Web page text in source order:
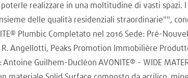
realizzare in una moltitudine di vasti spazi.
delle qualità residenziali straordinarie"",
Plumbic Completato nel 2016 Sede: Pré-
Angellotti, Peaks Promotion Immobilière
Guilhem-Ducléon AVONITE® - WIDE